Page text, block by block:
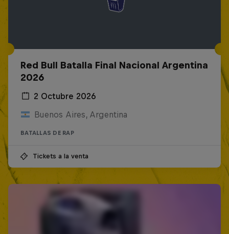
Red Bull Batalla Final Nacional Argentina
2026
2 Octubre 2026
Buenos Aires, Argentina
BATALLAS DE RAP
Tickets a la venta